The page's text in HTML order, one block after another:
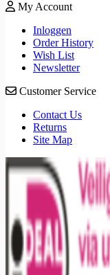
My Account
Inloggen
Order History
Wish List
Newsletter
Customer Service
Contact Us
Returns
Site Map